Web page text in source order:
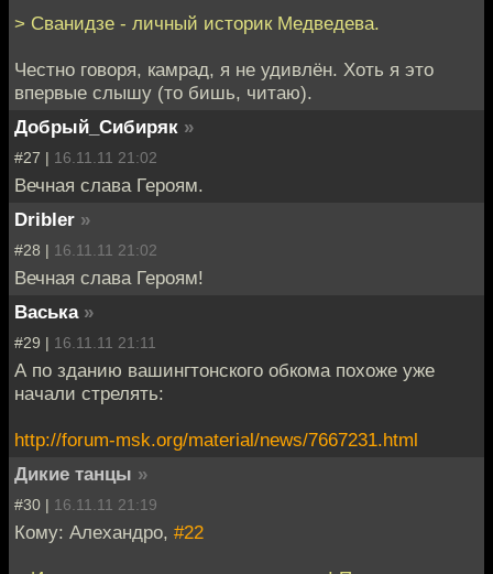
> Сванидзе - личный историк Медведева.
Честно говоря, камрад, я не удивлён. Хоть я это
впервые слышу (то бишь, читаю).
Добрый_Сибиряк »
#27 | 16.11.11 21:02
Вечная слава Героям.
Dribler »
#28 | 16.11.11 21:02
Вечная слава Героям!
Васька »
#29 | 16.11.11 21:11
А по зданию вашингтонского обкома похоже уже
начали стрелять:
http://forum-msk.org/material/news/7667231.html
Дикие танцы »
#30 | 16.11.11 21:19
Кому: Алехандро, #22